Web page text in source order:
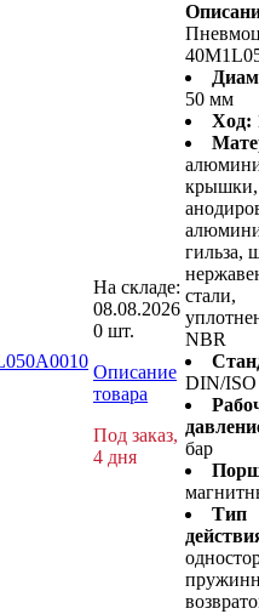
На складе:
08.08.2026
0 шт.
Описание
товара
Под заказ,
4 дня
50 мм
Ход:
крышки,
гильза,
стали,
NBR
DIN/ISO
бар
Тип